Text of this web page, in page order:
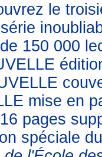
le
150 000
mise en
pages
spéciale